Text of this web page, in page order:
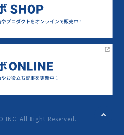
INC. All Right Reserved.